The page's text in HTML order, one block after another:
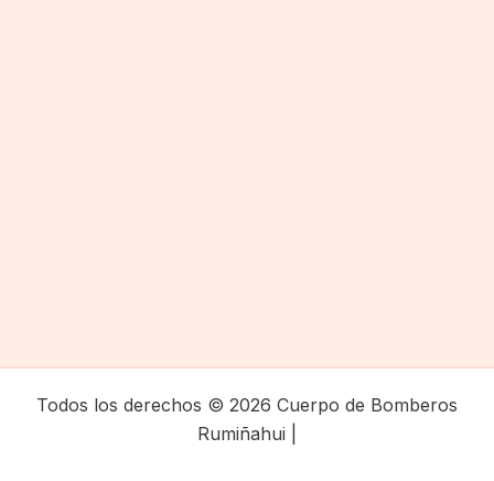
Todos los derechos © 2026 Cuerpo de Bomberos
Rumiñahui |